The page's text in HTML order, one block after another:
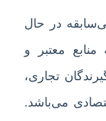
در حال
معتبر و
تجاری،
می‌باشد.